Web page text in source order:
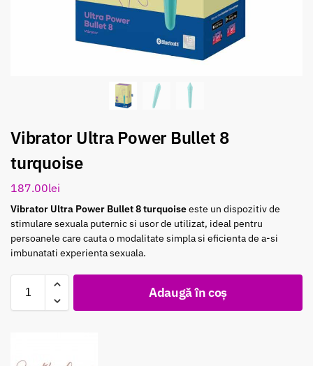
Vibrator Ultra Power Bullet 8
turquoise
187.00lei
Vibrator Ultra Power Bullet 8 turquoiseeste un dispozitiv de
stimulare sexuala puternic si usor de utilizat, ideal pentru
persoanele care cauta o modalitate simpla si eficienta de a-si
imbunatati experienta sexuala.
Adaugă în coș